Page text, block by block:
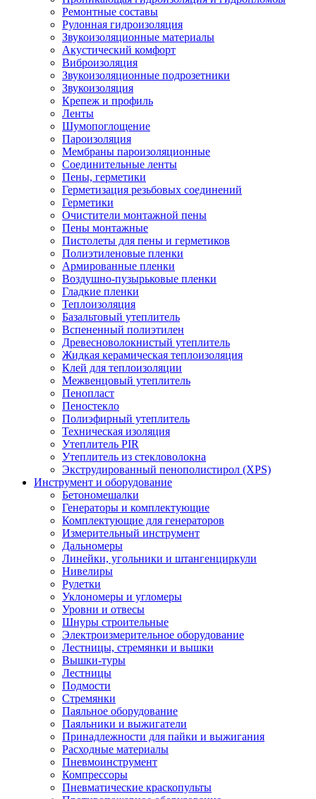
Ремонтные составы
Рулонная гидроизоляция
Звукоизоляционные материалы
Акустический комфорт
Виброизоляция
Звукоизоляционные подрозетники
Звукоизоляция
Крепеж и профиль
Ленты
Шумопоглощение
Пароизоляция
Мембраны пароизоляционные
Соединительные ленты
Пены, герметики
Герметизация резьбовых соединений
Герметики
Очистители монтажной пены
Пены монтажные
Пистолеты для пены и герметиков
Полиэтиленовые пленки
Армированные пленки
Воздушно-пузырьковые пленки
Гладкие пленки
Теплоизоляция
Базальтовый утеплитель
Вспененный полиэтилен
Древесноволокнистый утеплитель
Жидкая керамическая теплоизоляция
Клей для теплоизоляции
Межвенцовый утеплитель
Пенопласт
Пеностекло
Полиэфирный утеплитель
Техническая изоляция
Утеплитель PIR
Утеплитель из стекловолокна
Экструдированный пенополистирол (XPS)
Инструмент и оборудование
Бетономешалки
Генераторы и комплектующие
Комплектующие для генераторов
Измерительный инструмент
Дальномеры
Линейки, угольники и штангенциркули
Нивелиры
Рулетки
Уклономеры и угломеры
Уровни и отвесы
Шнуры строительные
Электроизмерительное оборудование
Лестницы, стремянки и вышки
Вышки-туры
Лестницы
Подмости
Стремянки
Паяльное оборудование
Паяльники и выжигатели
Принадлежности для пайки и выжигания
Расходные материалы
Пневмоинструмент
Компрессоры
Пневматические краскопульты